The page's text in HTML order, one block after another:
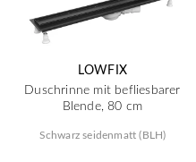
LOWFIX
Duschrinne mit befliesbarer
Blende, 80 cm
Schwarz seidenmatt (BLH)